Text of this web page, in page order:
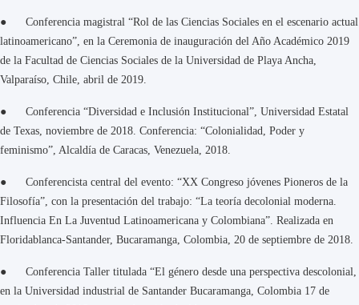
● Conferencia magistral “Rol de las Ciencias Sociales en el escenario actual
latinoamericano”, en la Ceremonia de inauguración del Año Académico 2019
de la Facultad de Ciencias Sociales de la Universidad de Playa Ancha,
Valparaíso, Chile, abril de 2019.
● Conferencia “Diversidad e Inclusión Institucional”, Universidad Estatal
de Texas, noviembre de 2018. Conferencia: “Colonialidad, Poder y
feminismo”, Alcaldía de Caracas, Venezuela, 2018.
● Conferencista central del evento: “XX Congreso jóvenes Pioneros de la
Filosofía”, con la presentación del trabajo: “La teoría decolonial moderna.
Influencia En La Juventud Latinoamericana y Colombiana”. Realizada en
Floridablanca-Santander, Bucaramanga, Colombia, 20 de septiembre de 2018.
● Conferencia Taller titulada “El género desde una perspectiva descolonial,
en la Universidad industrial de Santander Bucaramanga, Colombia 17 de